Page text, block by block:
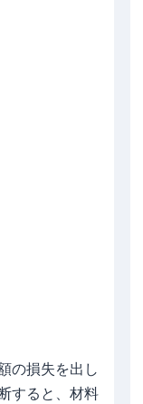
の損失を出し
すると、材料